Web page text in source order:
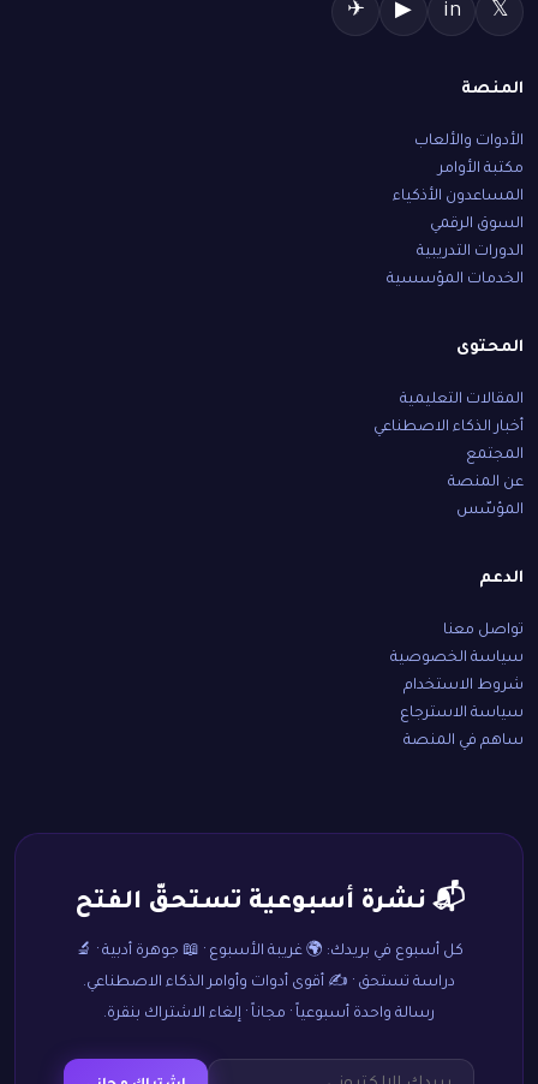
𝕏
in
▶
✈
المنصة
الأدوات والألعاب
مكتبة الأوامر
المساعدون الأذكياء
السوق الرقمي
الدورات التدريبية
الخدمات المؤسسية
المحتوى
المقالات التعليمية
أخبار الذكاء الاصطناعي
المجتمع
عن المنصة
المؤسّس
الدعم
تواصل معنا
سياسة الخصوصية
شروط الاستخدام
سياسة الاسترجاع
ساهم في المنصة
📬 نشرة أسبوعية تستحقّ الفتح
كل أسبوع في بريدك: 🌍 غريبة الأسبوع · 📖 جوهرة أدبية · 🔬
دراسة تستحق · ✍️ أقوى أدوات وأوامر الذكاء الاصطناعي.
رسالة واحدة أسبوعياً · مجاناً · إلغاء الاشتراك بنقرة.